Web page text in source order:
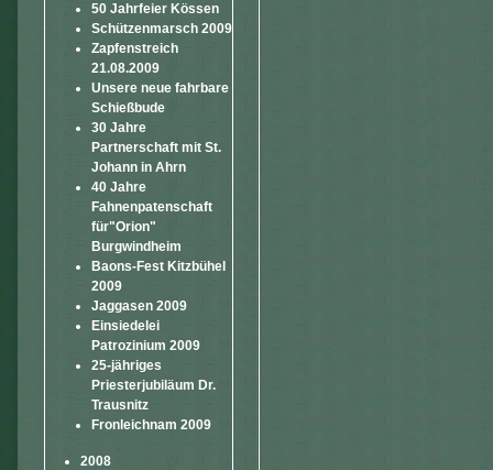
50 Jahrfeier Kössen
Schützenmarsch 2009
Zapfenstreich
21.08.2009
Unsere neue fahrbare
Schießbude
30 Jahre
Partnerschaft mit St.
Johann in Ahrn
40 Jahre
Fahnenpatenschaft
für"Orion"
Burgwindheim
Baons-Fest Kitzbühel
2009
Jaggasen 2009
Einsiedelei
Patrozinium 2009
25-jähriges
Priesterjubiläum Dr.
Trausnitz
Fronleichnam 2009
2008